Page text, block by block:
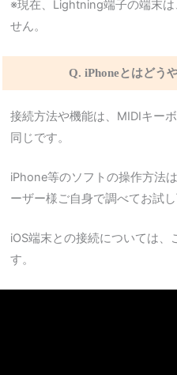
※現在、Lightning端子の端末
せん。
Q. iPhoneとはどう
接続方法や機能は、MIDIキー
同じです。
iPhone等のソフトの操作方法
ーザー様ご自身で調べてお試し
iOS端末との接続については、
す。